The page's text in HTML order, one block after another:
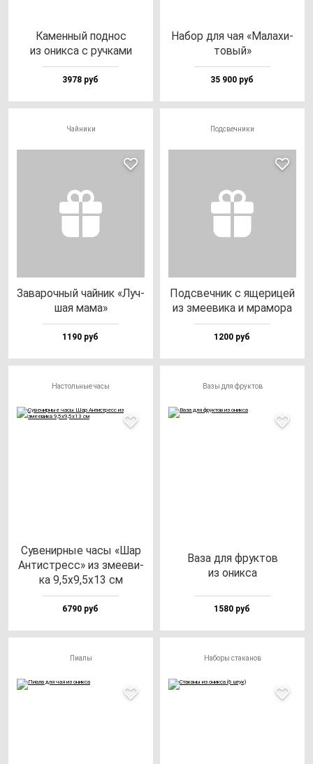
Камен­ный под­нос
из оник­са с руч­ка­ми
3978 руб
Набор для чая «Мала­хи­
то­вый»
35 900 руб
Чайники
Зава­роч­ный чай­ник «Луч­
шая ма­ма»
1190 руб
Подсвечники
Под­свеч­ник с яще­ри­цей
из зме­еви­ка и мра­мо­ра
1200 руб
Настольные часы
Суве­нир­ные ча­сы «Шар
Антис­тресс» из зме­еви­
ка 9,5х9,5х13 см
6790 руб
Вазы для фруктов
Ваза для фрук­тов
из оник­са
1580 руб
Пиалы Наборы стаканов